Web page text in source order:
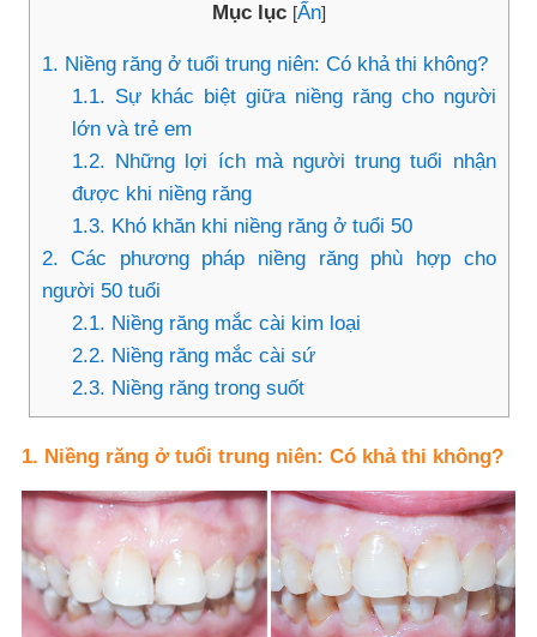
Mục lục [Ẩn]
1. Niềng răng ở tuổi trung niên: Có khả thi không?
1.1. Sự khác biệt giữa niềng răng cho người
lớn và trẻ em
1.2. Những lợi ích mà người trung tuổi nhận
được khi niềng răng
1.3. Khó khăn khi niềng răng ở tuổi 50
2. Các phương pháp niềng răng phù hợp cho
người 50 tuổi
2.1. Niềng răng mắc cài kim loại
2.2. Niềng răng mắc cài sứ
2.3. Niềng răng trong suốt
1. Niềng răng ở tuổi trung niên: Có khả thi không?